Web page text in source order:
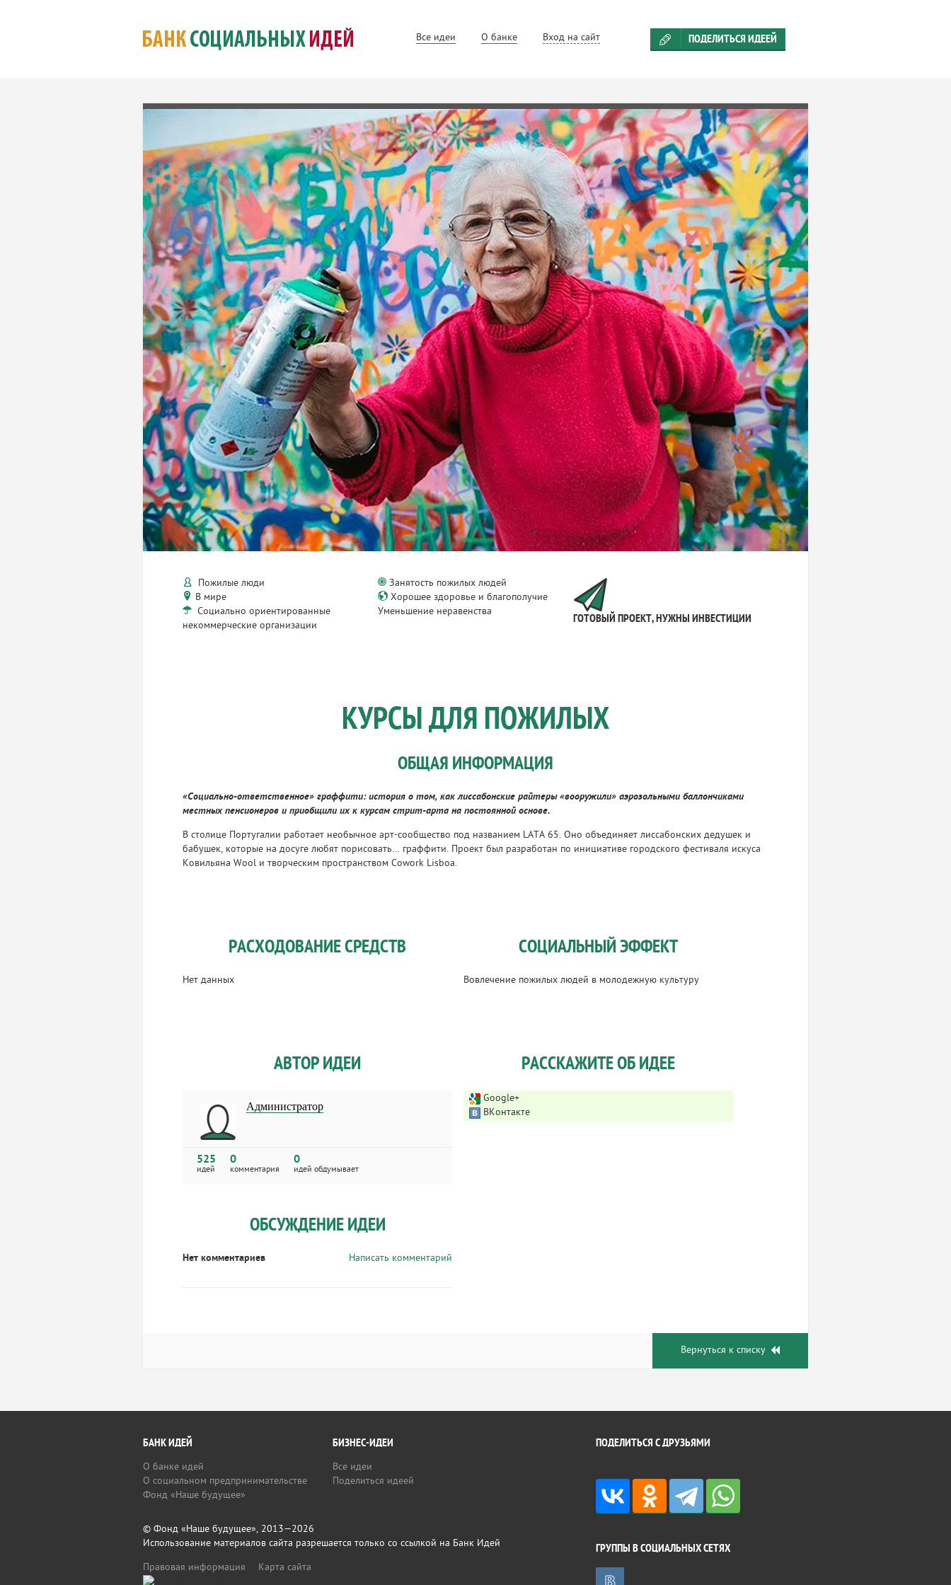
Все идеи О банке Вход на сайт ПОДЕЛИТЬСЯ ИДЕЕЙ
Пожилые люди
В мире
Социально ориентированные
некоммерческие организации
Занятость пожилых людей
Хорошее здоровье и благополучие
Уменьшение неравенства
ГОТОВЫЙ ПРОЕКТ, НУЖНЫ ИНВЕСТИЦИИ
КУРСЫ ДЛЯ ПОЖИЛЫХ
ОБЩАЯ ИНФОРМАЦИЯ
«Социально-ответственное» граффити: история о том, как лиссабонские райтеры «вооружили» аэрозольными баллончиками
местных пенсионеров и приобщили их к курсам стрит-арта на постоянной основе.
В столице Португалии работает необычное арт-сообщество под названием LATA 65. Оно объединяет лиссабонских дедушек и
бабушек, которые на досуге любят порисовать… граффити. Проект был разработан по инициативе городского фестиваля искуса
Ковильяна Wool и творческим пространством Cowork Lisboa.
РАСХОДОВАНИЕ СРЕДСТВ
Нет данных
СОЦИАЛЬНЫЙ ЭФФЕКТ
Вовлечение пожилых людей в молодежную культуру
АВТОР ИДЕИ
Администратор
525
идей
0
комментария
0
идей обдумывает
ОБСУЖДЕНИЕ ИДЕИ
Написать комментарий
Нет комментариев
РАССКАЖИТЕ ОБ ИДЕЕ
Google+
ВКонтакте
Вернуться к списку
БАНК ИДЕЙ
О банке идей
О социальном предпринимательстве
Фонд «Наше будущее»
БИЗНЕС-ИДЕИ
Все идеи
Поделиться идеей
© Фонд «Наше будущее», 2013—2026
Использование материалов сайта разрешается только со ссылкой на Банк Идей
Правовая информация
Карта сайта
ПОДЕЛИТЬСЯ С ДРУЗЬЯМИ
ГРУППЫ В СОЦИАЛЬНЫХ СЕТЯХ